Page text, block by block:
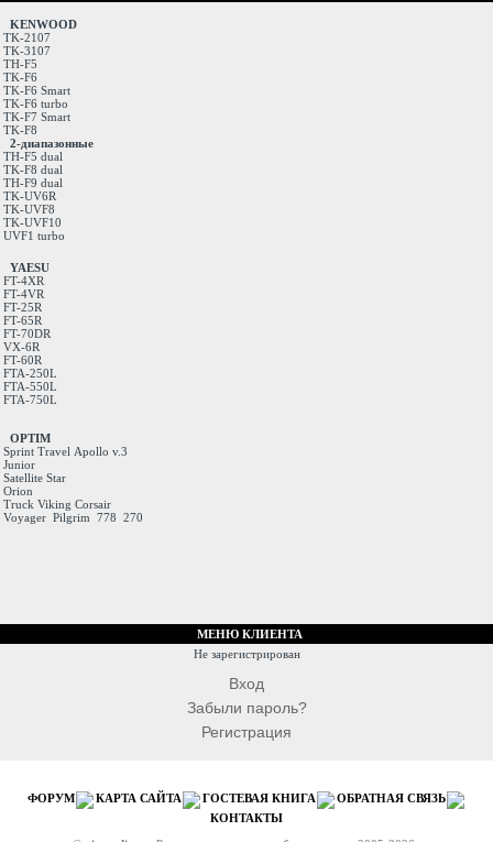
KENWOOD
TK-2107
TK-3107
TH-F5
TK-F6
TK-F6 Smart
TK-F6 turbo
TK-F7 Smart
TK-F8
2-диапазонные
TH-F5 dual
TK-F8 dual
TH-F9 dual
TK-UV6R
TK-UVF8
TK-UVF10
UVF1 turbo
YAESU
FT-4XR
FT-4VR
FT-25R
FT-65R
FT-70DR
VX-6R
FT-60R
FTA-250L
FTA-550L
FTA-750L
OPTIM
Sprint Travel Apollo v.3
Junior
Satellite Star
Orion
Truck Viking Corsair
Voyager Pilgrim 778 270
МЕНЮ КЛИЕНТА
Не зарегистрирован
Вход
Забыли пароль?
Регистрация
ФОРУМ КАРТА САЙТА ГОСТЕВАЯ КНИГА
ОБРАТНАЯ СВЯЗЬ
КОНТАКТЫ